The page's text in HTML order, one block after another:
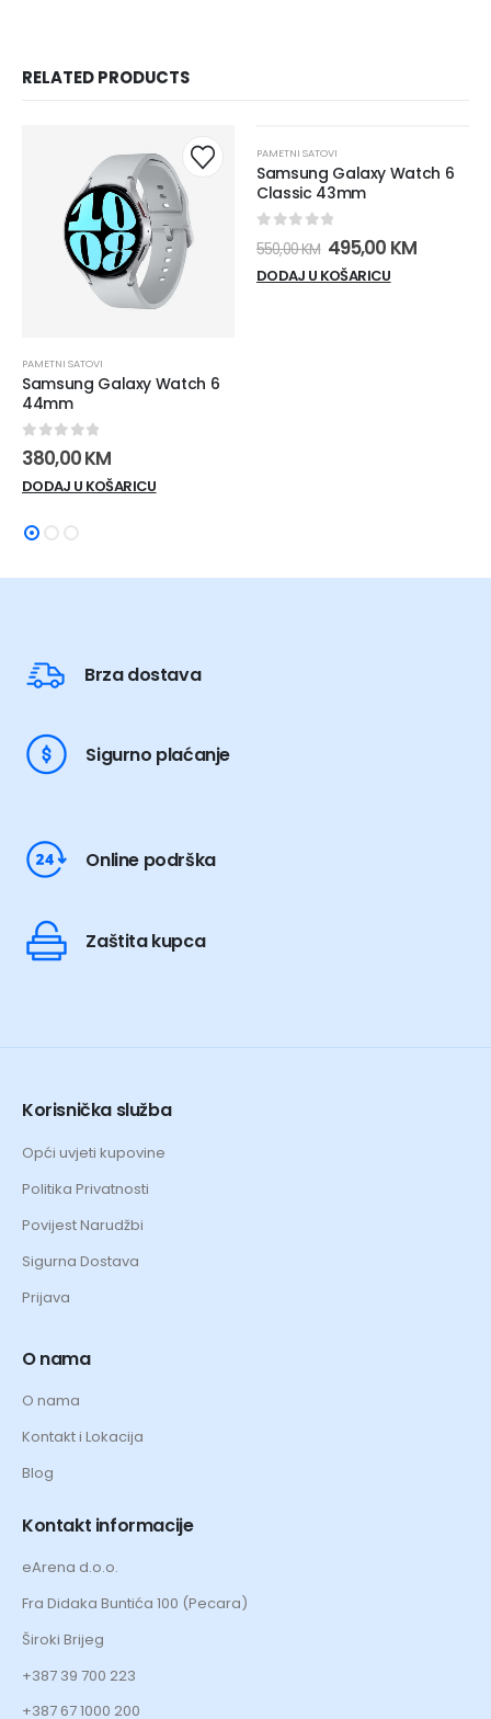
RELATED PRODUCTS
PAMETNI SATOVI
Samsung Galaxy Watch 6
44mm
0out of 5
380,00KM
DODAJ U KOŠARICU
PAMETNI SATOVI
Samsung Galaxy Watch 6
Classic 43mm
out of 5
550,00KM Izvorna
cijena
bila
495,00 KM
DODAJ U KOŠARICU
Brza dostava
Sigurno plaćanje
Online podrška
Zaštita kupca
Korisnička služba
Opći uvjeti kupovine
Politika Privatnosti
Povijest Narudžbi
Sigurna Dostava
Prijava
O nama
O nama
Kontakt i Lokacija
Blog
Kontakt informacije
eArena d.o.o.
Fra Didaka Buntića 100 (Pecara)
Široki Brijeg
+387 39 700 223
+387 67 1000 200